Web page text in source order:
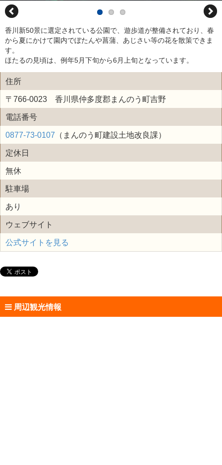
香川新50景に選定されている公園で、遊歩道が整備されており、春
から夏にかけて園内でぼたんや菖蒲、あじさい等の花を散策できま
す。
ほたるの見頃は、例年5月下旬から6月上旬となっています。
住所
〒766-0023 香川県仲多度郡まんのう町吉野
電話番号
0877-73-0107 （まんのう町建設土地改良課）
定休日
無休
駐車場
あり
ウェブサイト
公式サイトを見る
周辺観光情報